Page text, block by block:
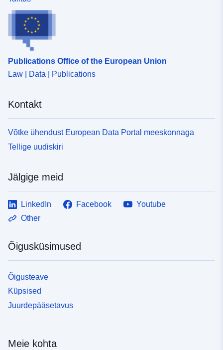
Ruumiline
vahend:
Identifikaatorid:
http://catalogue.geo-
112c8bb642a3
uriRef:
Tüüp:
Ressurss:
http://inspire.ec.europa.eu/
Publications Office of the European Union
Law | Data | Publications
Kontakt
Võtke ühendust European Data Portal meeskonnaga
Tellige uudiskiri
Jälgige meid
LinkedIn Facebook
Youtube
Other
Õigusküsimused
Õigusteave
Küpsised
Juurdepääsetavus
Meie kohta